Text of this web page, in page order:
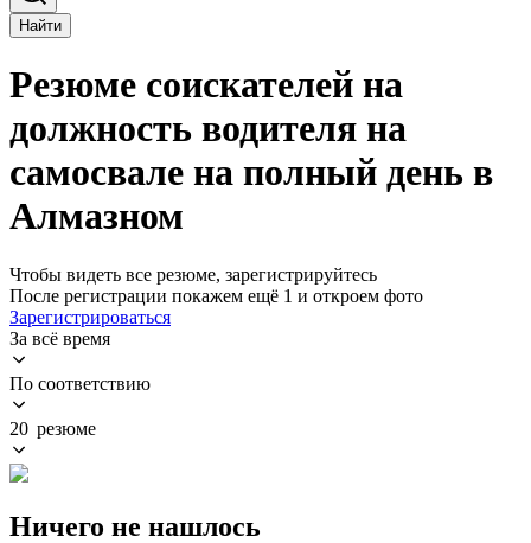
Найти
Резюме соискателей на
должность водителя на
самосвале на полный день в
Алмазном
Чтобы видеть все резюме, зарегистрируйтесь
После регистрации покажем ещё 1 и откроем фото
Зарегистрироваться
За всё время
По соответствию
20 резюме
Ничего не нашлось